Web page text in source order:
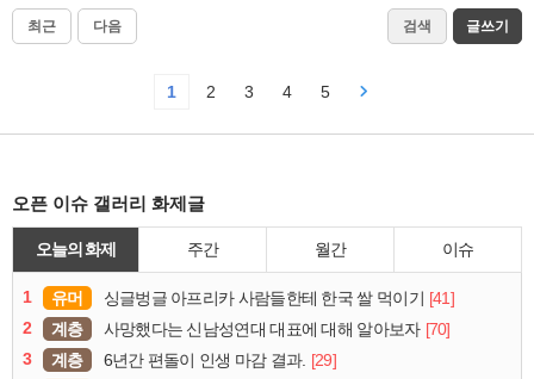
최근 다음 검색 글쓰기
1 2 3 4 5
오픈 이슈 갤러리 화제글
오늘의 화제 주간 월간 이슈
1 유머 싱글벙글 아프리카 사람들한테 한국 쌀 먹이기 [41]
2
계층 사망했다는 신남성연대 대표에 대해 알아보자 [70]
3
계층 6년간 편돌이 인생 마감 결과. [29]